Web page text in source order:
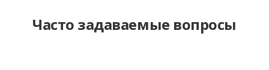
Часто задаваемые вопросы